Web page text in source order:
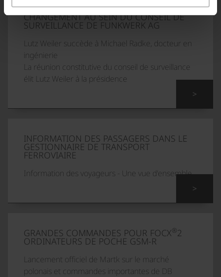
CHANGEMENT AU SEIN DU CONSEIL DE
SURVEILLANCE DE FUNKWERK AG
Lutz Weiler succède à Michael Radke, docteur en
ingénierie
La réunion constitutive du conseil de surveillance
élit Lutz Weiler à la présidence
>
INFORMATION DES PASSAGERS DANS LE
GESTIONNAIRE DE TRANSPORT
FERROVIAIRE
Information des voyageurs - Une vue d'ensemble
>
GRANDES COMMANDES POUR FOCX®2
ORDINATEURS DE POCHE GSM-R
Lancement officiel de Martk sur le marché
polonais et commandes importantes de DB